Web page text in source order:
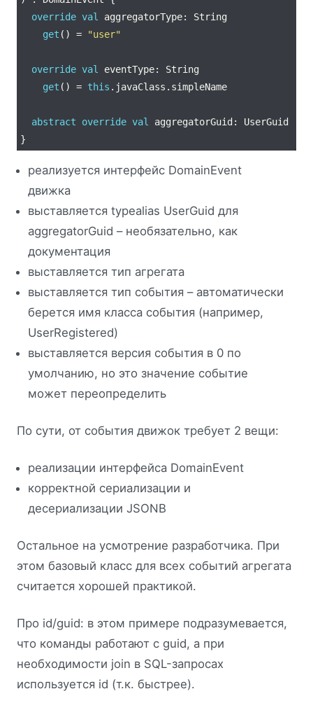
override val
get () = "user"
override val
get () = this
abstract override val
реализуется интерфейс DomainEvent
движка
выставляется typealias UserGuid для
aggregatorGuid – необязательно, как
документация
выставляется тип агрегата
выставляется тип события – автоматически
берется имя класса события (например,
UserRegistered)
выставляется версия события в 0 по
умолчанию, но это значение событие
может переопределить
По сути, от события движок требует 2 вещи:
реализации интерфейса DomainEvent
корректной сериализации и
десериализации JSONB
Остальное на усмотрение разработчика. При
этом базовый класс для всех событий агрегата
считается хорошей практикой.
Про id/guid: в этом примере подразумевается,
что команды работают с guid, а при
необходимости join в SQL-запросах
используется id (т.к. быстрее).